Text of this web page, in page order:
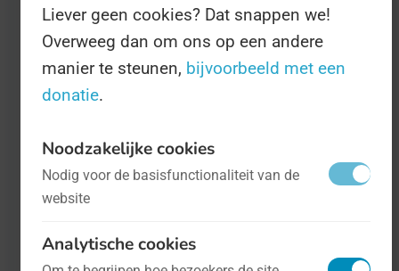
gesproken over 'de effecten van long covid
op orgaansystemen' en 'wat de
maatschappelijke impact van long covid is'.
Marion Koopmans en demissionair minister
Pia Dijkstra voor Medische Zorg.
Informatie over deze Dag is onder andere te
Liever geen cookies? Dat snappen we!
Overweeg dan om ons op een andere
manier te steunen, bijvoorbeeld met een
donatie.
Noodzakelijke cookies
Nodig voor de basisfunctionaliteit van de
website
Analytische cookies